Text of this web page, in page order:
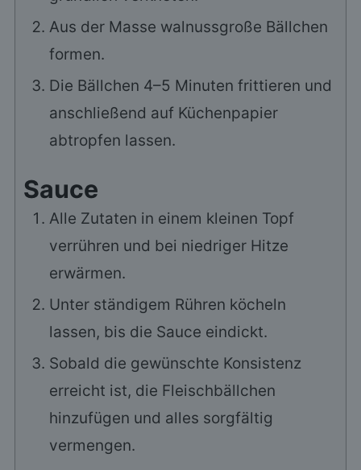
Aus der Masse walnussgroße Bällchen
formen.
Die Bällchen 4–5 Minuten frittieren und
anschließend auf Küchenpapier
abtropfen lassen.
Sauce
Alle Zutaten in einem kleinen Topf
verrühren und bei niedriger Hitze
erwärmen.
Unter ständigem Rühren köcheln
lassen, bis die Sauce eindickt.
Sobald die gewünschte Konsistenz
erreicht ist, die Fleischbällchen
hinzufügen und alles sorgfältig
vermengen.